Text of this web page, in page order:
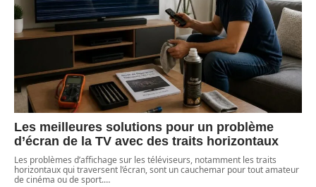
Les meilleures solutions pour un problème
d’écran de la TV avec des traits horizontaux
Les problèmes d’affichage sur les téléviseurs, notamment les traits
horizontaux qui traversent l’écran, sont un cauchemar pour tout amateur
de cinéma ou de sport.…